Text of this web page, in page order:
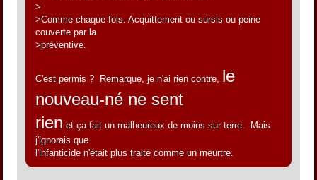
>
>Comme chaque fois. Acquittement ou sursis ou peine
couverte par la
>préventive.
C'est permis ? Remarque, je n'ai rien contre, le
nouveau-né ne sent
rien et ça fait un malheureux de moins sur terre. Mais
j'ignorais que
l'infanticide n'était plus traité comme un meurtre.